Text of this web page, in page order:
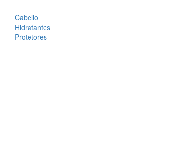
Cabello
Hidratantes
Protetores